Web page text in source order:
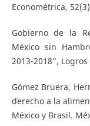
Econométrica,
Gobierno de la
México sin
2013-2018”,
Gómez Bruera,
derecho a la
México y Brasil.